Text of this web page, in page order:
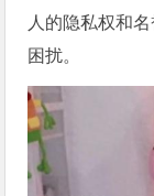
人的隐私权和
困扰。